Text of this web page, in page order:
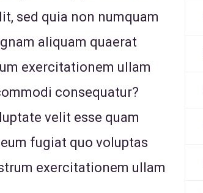
sed quia non numquam
aliquam quaerat
exercitationem ullam
consequatur?
velit esse quam
fugiat quo voluptas
exercitationem ullam